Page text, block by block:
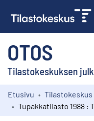
OTOS
Tilastokeskuksen
Kokoelmat
Etusivu Tilastokeskus